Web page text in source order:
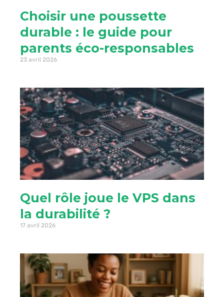
Choisir une poussette
durable : le guide pour
parents éco-responsables
23 avril 2026
Quel rôle joue le VPS dans
la durabilité ?
17 avril 2026